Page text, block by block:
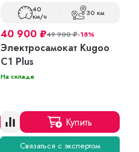
40
км/ч 30 км
40 900 ₽49 900₽-18%
Электросамокат Kugoo
C1 Plus
На складе
Купить
Связаться с экспертом